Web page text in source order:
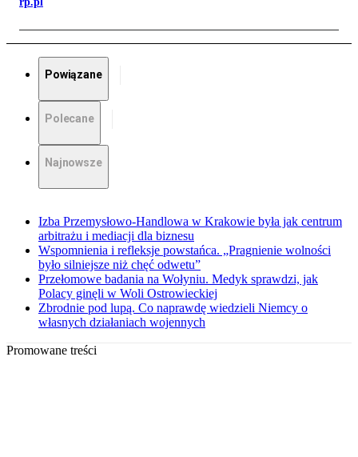
Powiązane
Polecane
Najnowsze
Izba Przemysłowo-Handlowa w Krakowie była jak centrum
arbitrażu i mediacji dla biznesu
Wspomnienia i refleksje powstańca. „Pragnienie wolności
było silniejsze niż chęć odwetu”
Przełomowe badania na Wołyniu. Medyk sprawdzi, jak
Polacy ginęli w Woli Ostrowieckiej
Zbrodnie pod lupą. Co naprawdę wiedzieli Niemcy o
własnych działaniach wojennych
Promowane treści